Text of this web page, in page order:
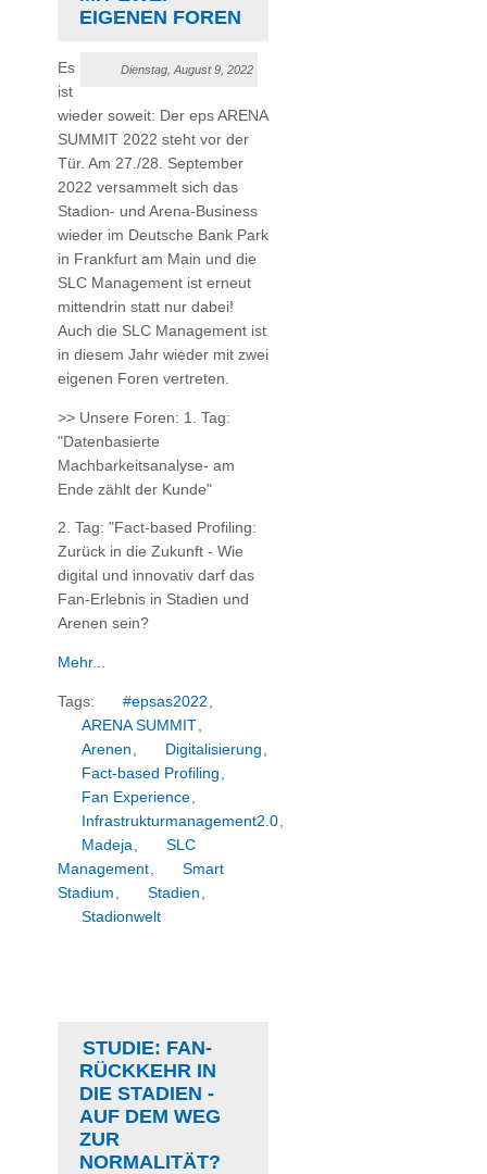
EIGENEN FOREN
Dienstag, August 9, 2022
Es
ist
wieder soweit: Der eps ARENA
SUMMIT 2022 steht vor der
Tür. Am 27./28. September
2022 versammelt sich das
Stadion- und Arena-Business
wieder im Deutsche Bank Park
in Frankfurt am Main und die
SLC Management ist erneut
mittendrin statt nur dabei!
Auch die SLC Management ist
in diesem Jahr wieder mit zwei
eigenen Foren vertreten.
>> Unsere Foren: 1. Tag:
"Datenbasierte
Machbarkeitsanalyse- am
Ende zählt der Kunde"
2. Tag: "Fact-based Profiling:
Zurück in die Zukunft - Wie
digital und innovativ darf das
Fan-Erlebnis in Stadien und
Arenen sein?
Mehr...
Tags: #epsas2022
ARENA SUMMIT
Arenen
Digitalisierung
Fact-based Profiling
Fan Experience
Infrastrukturmanagement2.0
Madeja
SLC
Management
Smart
Stadium
Stadien
Stadionwelt
STUDIE: FAN-
RÜCKKEHR IN
DIE STADIEN -
AUF DEM WEG
ZUR
NORMALITÄT?